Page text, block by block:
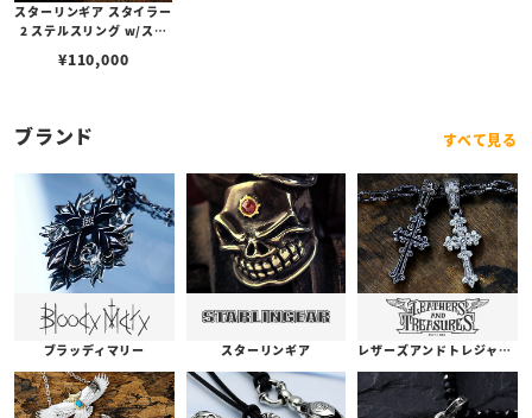
スターリンギア スタイラー
2 ステルスリング w/ステ
¥110,000
ブランド すべて見る
ブラッディマリー スターリンギア レザーズアンドトレジャーズ